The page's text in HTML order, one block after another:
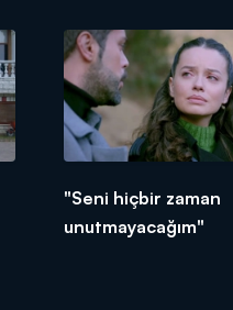
"Seni hiçbir zaman
unutmayacağım"